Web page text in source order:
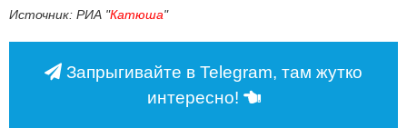
Источник: РИА "Катюша"
Запрыгивайте в Telegram, там жутко
интересно!